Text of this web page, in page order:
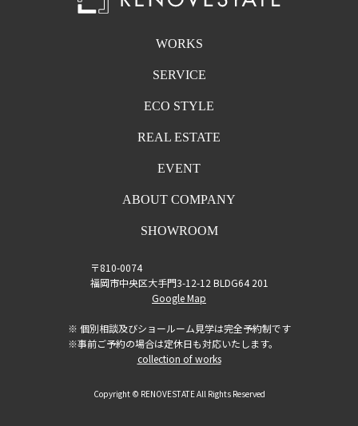
WORKS
SERVICE
ECO STYLE
REAL ESTATE
EVENT
ABOUT COMPANY
SHOWROOM
〒810-0074
福岡市中央区大手門3-12-12 BLDG64 201
Google Map
※ 個別相談及びショールーム見学は完全予約制です
※事前ご予約の場合は定休日も対応いたします。
collection of works
Copyright © RENOVESTATE All Rights Reserved